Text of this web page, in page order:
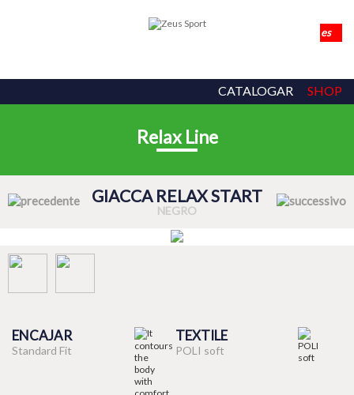
CATALOGAR SHOP
Relax Line
GIACCA RELAX START
NEGRO
ENCAJAR
Standard Fit
TEXTILE
POLI soft